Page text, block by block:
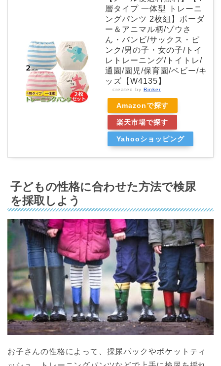
層タイプ 一体型 トレーニ
ングパンツ 2枚組】ボーダ
ー＆アニマル柄/ゾウさ
ん・バンビ/サックス・ピ
ンク/男の子・女の子/トイ
レトレーニング/トイトレ/
通園/園児/保育園/ベビー/キ
ッズ【W4135】
created by Rinker
Amazonで探す
楽天市場で探す
Yahooショッピング
子どもの性格に合わせた方法で検尿
を採取しよう
お子さんの性格によって、採尿パックやポケットティ